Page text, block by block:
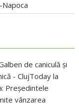
de caniculă și
- ClujToday la
Președintele
vânzarea